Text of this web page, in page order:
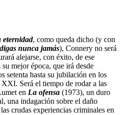
eternidad, como queda dicho (y con
nunca jamás), Connery no será
alejarse, con éxito, de ese
mejor época, que irá desde
setenta hasta su jubilación en los
Será el tiempo de rodar a las
en La ofensa (1973), un duro
una indagación sobre el daño
crudas experiencias criminales en